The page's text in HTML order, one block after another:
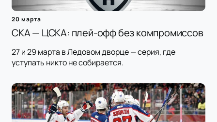
20 марта
СКА — ЦСКА: плей-офф без компромиссов
27 и 29 марта в Ледовом дворце — серия, где
уступать никто не собирается.